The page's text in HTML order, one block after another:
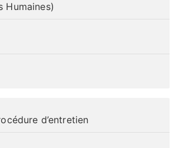
Humaines)
d’entretien